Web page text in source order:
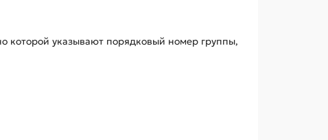
которой указывают порядковый номер группы,